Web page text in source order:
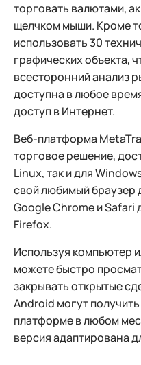
торговать валютами,
щелчком мыши. Кроме
использовать 30
графических объекта,
всесторонний анализ
доступна в любое
доступ в Интернет.
Веб-платформа
торговое решение,
Linux, так и для
свой любимый браузер
Google Chrome и Safari
Firefox.
Используя компьютер
можете быстро
закрывать открытые
Android могут
платформе в любом
версия адаптирована